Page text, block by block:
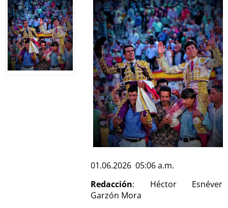
01.06.2026 05:06 a.m.
Redacción: Héctor Esnéver
Garzón Mora